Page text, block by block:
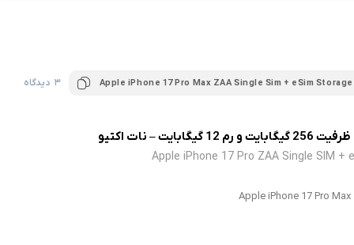
Apple iPhone 17 Pro Max ZAA Single Sim + eSim 3 دیدگاه
Apple iPhone 17 Pro ZAA Single SIM +
Apple iPhone 17 Pro